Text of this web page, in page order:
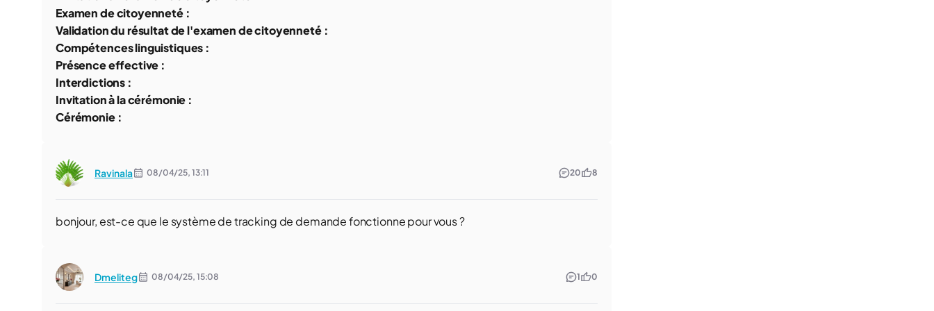
Examen de citoyenneté :
Validation du résultat de l'examen de citoyenneté :
Compétences linguistiques :
Présence effective :
Interdictions :
Invitation à la cérémonie :
Cérémonie :
Ravinala 08/04/25, 13:11 20 8
bonjour, est-ce que le système de tracking de demande fonctionne pour vous ?
Dmeliteg 08/04/25, 15:08 1 0